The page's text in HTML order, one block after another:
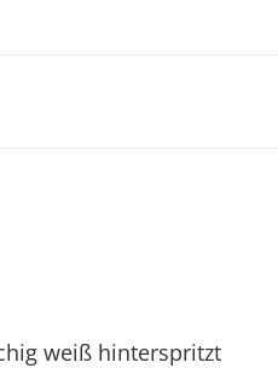
weiß hinterspritzt